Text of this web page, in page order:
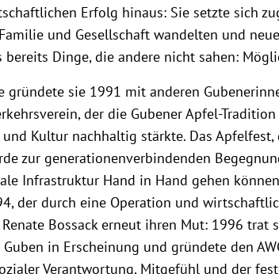
Erfolg hinaus: Sie setzte sich
und Gesellschaft wandelten und
bereits Dinge, die andere nicht sahen:
gründete sie 1991 mit anderen
der die Gubener Apfel-
Kultur nachhaltig stärkte. Das Apfelfest,
zur generationenverbindenden
Infrastruktur Hand in Hand gehen
der durch eine Operation und
Bossack erneut ihren Mut: 1996 trat
in Erscheinung und gründete den
Verantwortung, Mitgefühl und der